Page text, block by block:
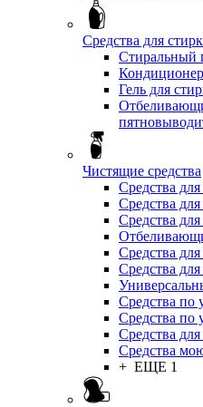
Средства для
Стиральный
Гель для
Чистящие средства
Средства
Средства
Средства
Средства
Средства
Средства по
Средства по
Средства
Средства
+ ЕЩЕ 1